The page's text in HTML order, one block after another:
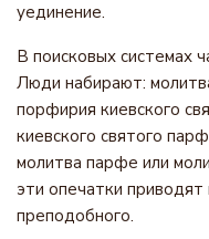
уединение.
В поисковых системах
Люди набирают:
порфирия киевского
киевского святого
молитва парфе или
эти опечатки
преподобного.